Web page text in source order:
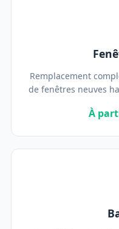
Remplacement
de fenêtres neuves
À